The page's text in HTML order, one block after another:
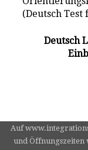
(Deutsch
Deutsch
Auf
und Öffnungszeiten